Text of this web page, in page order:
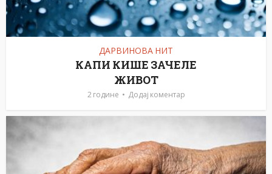
ДАРВИНОВА НИТ
КАПИ КИШЕ ЗАЧЕЛЕ
ЖИВОТ
2 године Додај коментар